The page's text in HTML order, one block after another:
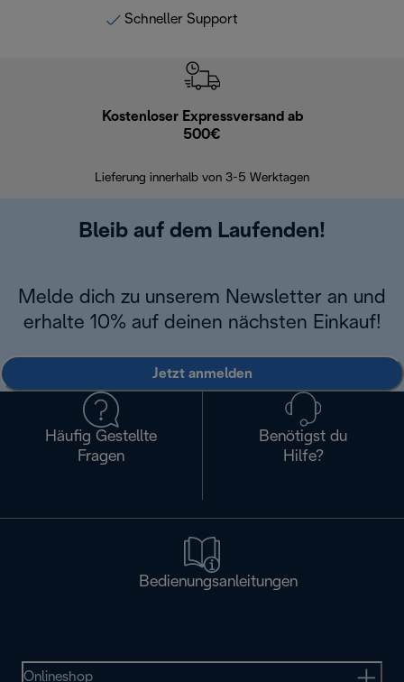
Schneller Support
Kostenloser Expressversand ab
500€
Lieferung innerhalb von 3-5 Werktagen
Bleib auf dem Laufenden!
Melde dich zu unserem Newsletter an und
erhalte 10% auf deinen nächsten Einkauf!
Jetzt anmelden
Häufig Gestellte
Fragen
Benötigst du
Hilfe?
Bedienungsanleitungen
Onlineshop